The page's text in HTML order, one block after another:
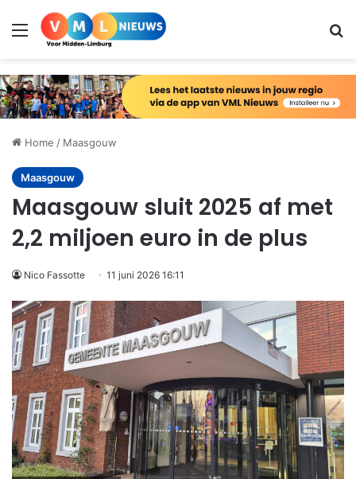
Menu
Home / Maasgouw
Maasgouw
Maasgouw sluit 2025 af met
2,2 miljoen euro in de plus
Nico Fassotte 11 juni 2026 16:11